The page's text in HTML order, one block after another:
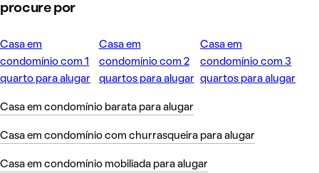
procure por
Casa em
condomínio com 1
quarto para alugar
Casa em
condomínio com 2
quartos para alugar
Casa em
condomínio com 3
quartos para alugar
Casa em condomínio barata para alugar
Casa em condomínio com churrasqueira para alugar
Casa em condomínio mobiliada para alugar